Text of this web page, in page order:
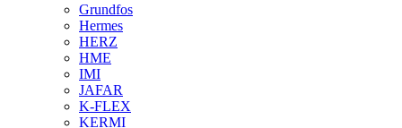
Grundfos
Hermes
HERZ
HME
IMI
JAFAR
K-FLEX
KERMI